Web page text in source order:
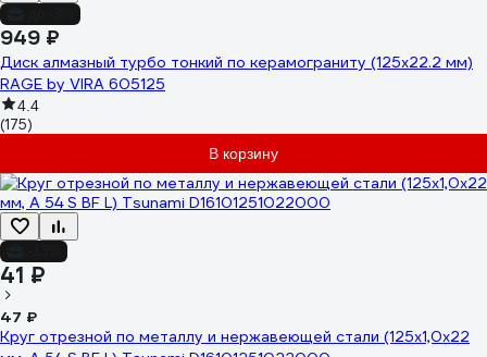
949 ₽
Диск алмазный турбо тонкий по керамограниту (125х22.2 мм)
RAGE by VIRA 605125
4.4
(175)
В корзину
41 ₽
47 ₽
Круг отрезной по металлу и нержавеющей стали (125х1,0х22